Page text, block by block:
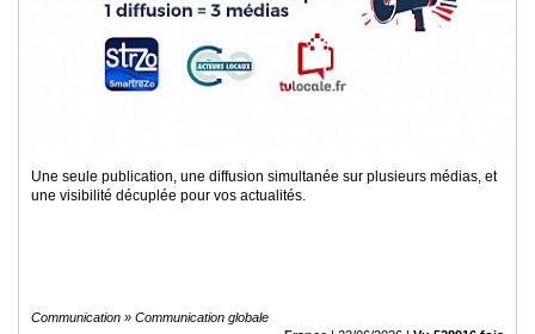
Une seule publication, une diffusion simultanée sur plusieurs médias, et
une visibilité décuplée pour vos actualités.
Communication » Communication globale